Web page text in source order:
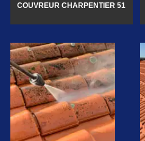
COUVREUR CHARPENTIER 51